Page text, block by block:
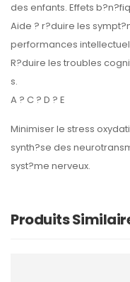
des enfants. Effets
Aide ? r?duire les
performances
R?duire les troubles
s.
A ? C ? D ? E
Minimiser le stress
synth?se des
syst?me nerveux.
Produits